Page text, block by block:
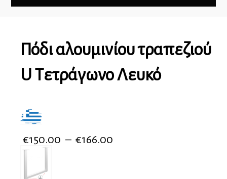
Πόδι αλουμινίου τραπεζιού
U Τετράγωνο Λευκό
€150.00 – €166.00